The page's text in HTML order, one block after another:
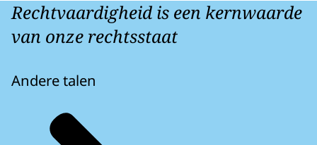
Rechtvaardigheid is een kernwaarde
van onze rechtsstaat
Andere talen